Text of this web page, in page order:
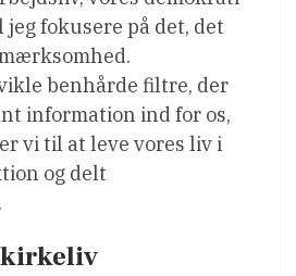
jeg fokusere på det, det
benhårde filtre, der
information ind for os,
vi til at leve vores liv i
og delt